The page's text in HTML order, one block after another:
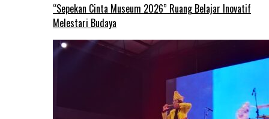
“Sepekan Cinta Museum 2026” Ruang Belajar Inovatif
Melestari Budaya